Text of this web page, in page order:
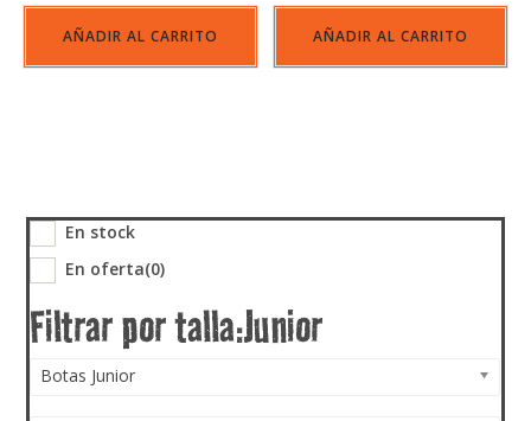
AÑADIR AL CARRITO AÑADIR AL CARRITO
En stock
En oferta(0)
Botas Junior